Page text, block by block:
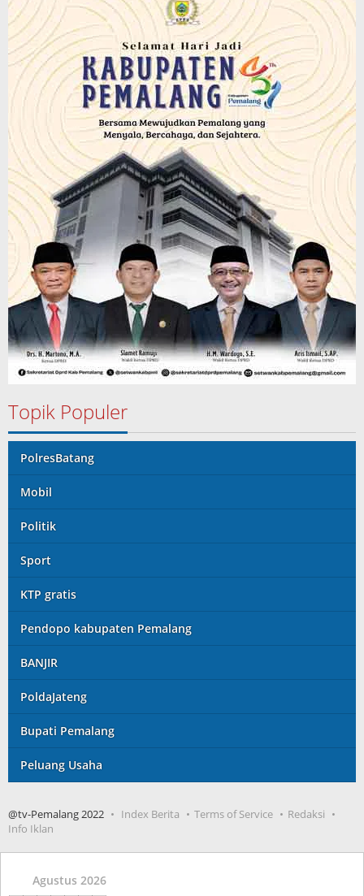
Topik Populer
PolresBatang
Mobil
Politik
Sport
KTP gratis
Pendopo kabupaten Pemalang
BANJIR
PoldaJateng
Bupati Pemalang
Peluang Usaha
@tv-Pemalang 2022 Index Berita Terms of Service
Redaksi
Info Iklan
Agustus 2026